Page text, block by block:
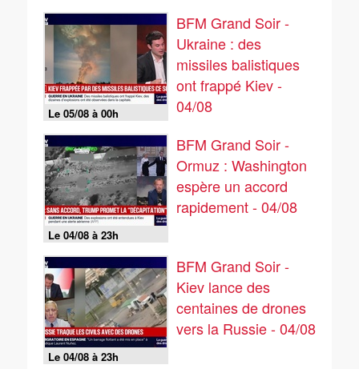
Le 05/08 à 00h
BFM Grand Soir -
Ukraine : des
missiles balistiques
ont frappé Kiev -
04/08
Le 04/08 à 23h
BFM Grand Soir -
Ormuz : Washington
espère un accord
rapidement - 04/08
Le 04/08 à 23h
BFM Grand Soir -
Kiev lance des
centaines de drones
vers la Russie - 04/08